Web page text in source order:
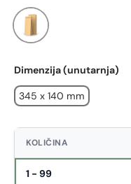
Fleck
Dimenzija (unutarnja)
345 x 140 mm
KOLIČINA
1 - 99